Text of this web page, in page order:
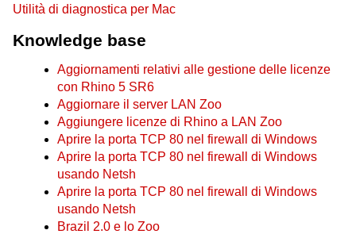
Utilità di diagnostica per Mac
Knowledge base
Aggiornamenti relativi alle gestione delle licenze
con Rhino 5 SR6
Aggiornare il server LAN Zoo
Aggiungere licenze di Rhino a LAN Zoo
Aprire la porta TCP 80 nel firewall di Windows
Aprire la porta TCP 80 nel firewall di Windows
usando Netsh
Aprire la porta TCP 80 nel firewall di Windows
usando Netsh
Brazil 2.0 e lo Zoo